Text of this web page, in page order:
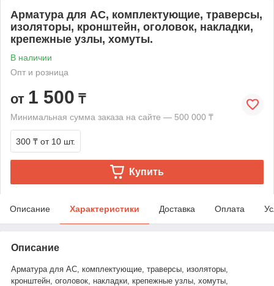
Арматура для АС, комплектующие, траверсы,
изоляторы, кронштейн, оголовок, накладки,
крепежные узлы, хомуты.
В наличии
Опт и розница
от 1 500 ₸
Минимальная сумма заказа на сайте — 500 000 ₸
300 ₸ от 10 шт.
Купить
Описание Характеристики Доставка Оплата
Описание
Арматура для АС, комплектующие, траверсы, изоляторы,
кронштейн, оголовок, накладки, крепежные узлы, хомуты,